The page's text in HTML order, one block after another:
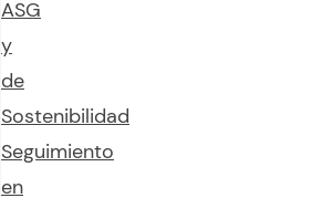
ASG
y
de
Sostenibilidad
Seguimiento
en